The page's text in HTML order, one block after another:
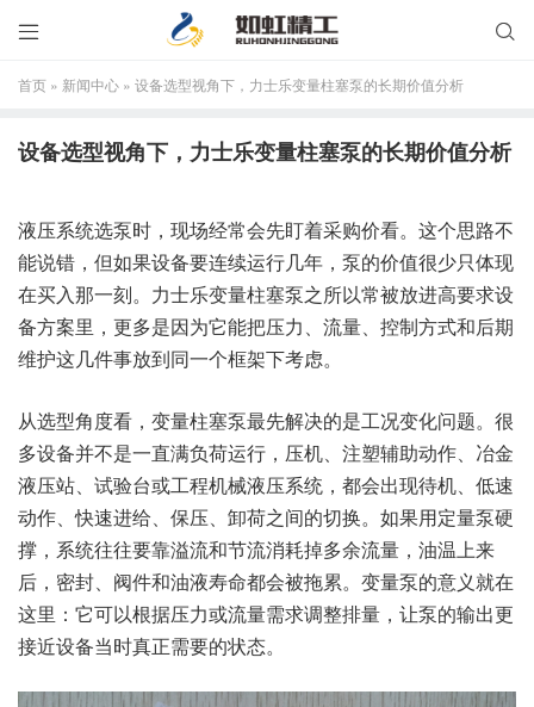


首页 » 新闻中心 » 设备选型视角下，力士乐变量柱塞泵的长期价值分析
设备选型视角下，力士乐变量柱塞泵的长期价值分析
液压系统选泵时，现场经常会先盯着采购价看。这个思路不
能说错，但如果设备要连续运行几年，泵的价值很少只体现
在买入那一刻。力士乐变量柱塞泵之所以常被放进高要求设
备方案里，更多是因为它能把压力、流量、控制方式和后期
维护这几件事放到同一个框架下考虑。
从选型角度看，变量柱塞泵最先解决的是工况变化问题。很
多设备并不是一直满负荷运行，压机、注塑辅助动作、冶金
液压站、试验台或工程机械液压系统，都会出现待机、低速
动作、快速进给、保压、卸荷之间的切换。如果用定量泵硬
撑，系统往往要靠溢流和节流消耗掉多余流量，油温上来
后，密封、阀件和油液寿命都会被拖累。变量泵的意义就在
这里：它可以根据压力或流量需求调整排量，让泵的输出更
接近设备当时真正需要的状态。